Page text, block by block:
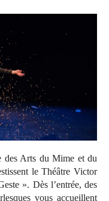
des Arts du Mime et du
le Théâtre Victor
». Dès l’entrée, des
vous accueillent